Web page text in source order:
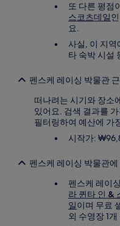
또 다른 평점
스코츠데일
요.
사실, 이 지역
타 숙박 시설
펜스케 레이싱 박물관
떠나려는 시기와 장소
있어요. 검색 결과를
필터링하여 예산에 가
시작가:
펜스케 레이싱 박물관
펜스케 레이
라 퀸타 인 &
일이며 무료
외 수영장 1